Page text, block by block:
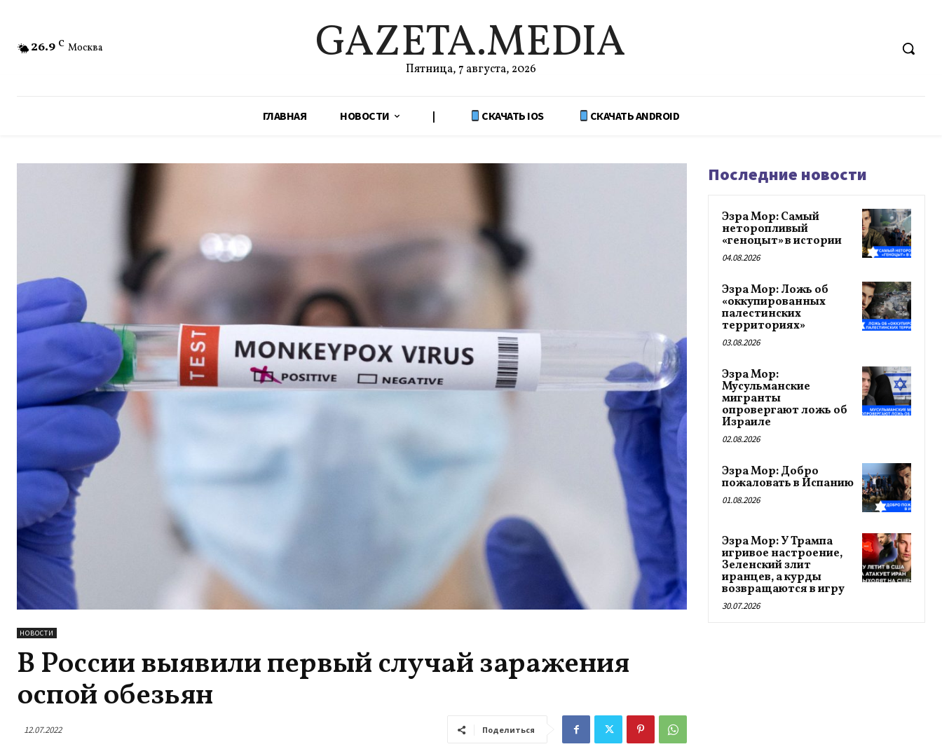
26.9 C Москва GAZETA.MEDIA
Пятница, 7 августа, 2026
ГЛАВНАЯ НОВОСТИ | СКАЧАТЬ IOS СКАЧАТЬ ANDROID
НОВОСТИ
В России выявили первый случай заражения
оспой обезьян
12.07.2022 Поделиться
Последние новости
Эзра Мор: Самый
неторопливый
«геноцыт» в истории
04.08.2026
Эзра Мор: Ложь об
«оккупированных
палестинских
территориях»
03.08.2026
Эзра Мор:
Мусульманские
мигранты
опровергают ложь об
Израиле
02.08.2026
Эзра Мор: Добро
пожаловать в Испанию
01.08.2026
Эзра Мор: У Трампа
игривое настроение,
Зеленский злит
иранцев, а курды
возвращаются в игру
30.07.2026